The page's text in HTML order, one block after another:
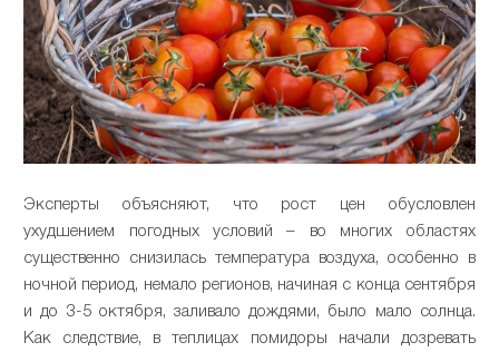
Эксперты объясняют, что рост цен обусловлен
ухудшением погодных условий – во многих областях
существенно снизилась температура воздуха, особенно в
ночной период, немало регионов, начиная с конца сентября
и до 3-5 октября, заливало дождями, было мало солнца.
Как следствие, в теплицах помидоры начали дозревать